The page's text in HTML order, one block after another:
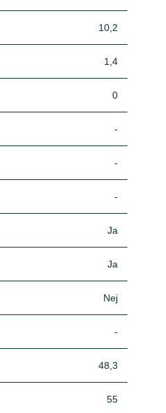
10,2
1,4
0
-
-
-
Ja
Ja
Nej
-
48,3
55